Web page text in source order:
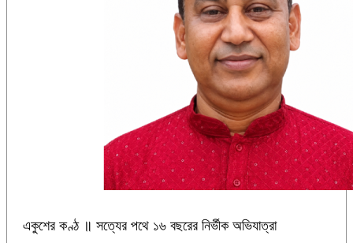
একুশের কণ্ঠ ॥ সত্যের পথে ১৬ বছরের নির্ভীক অভিযাত্রা